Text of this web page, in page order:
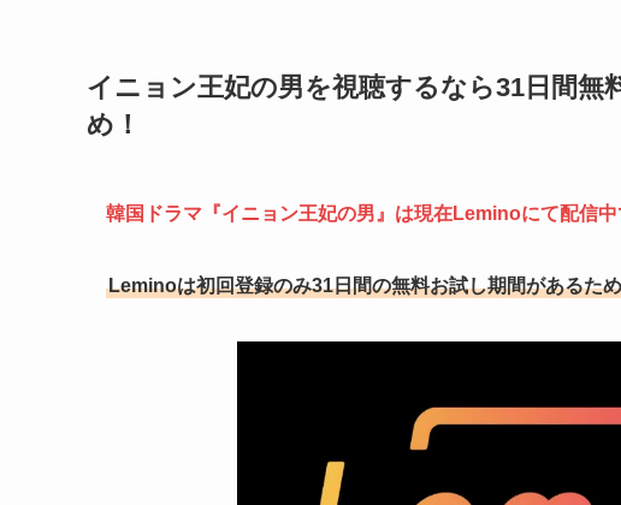
イニョン王妃の男を視聴するなら31日間
め！
韓国ドラマ『イニョン王妃の男』は現在Leminoにて配信中
Leminoは初回登録のみ31日間の無料お試し期間があるた